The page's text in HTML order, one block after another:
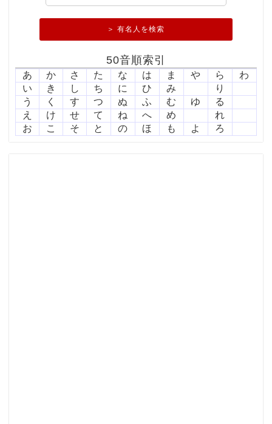
＞ 有名人を検索
50音順索引
あ か さ た な は ま や ら
わ
い
き し ち に ひ み
り
う
く す つ ぬ ふ む ゆ
る
え
け せ て ね へ め
れ
お
こ そ と の ほ も よ ろ